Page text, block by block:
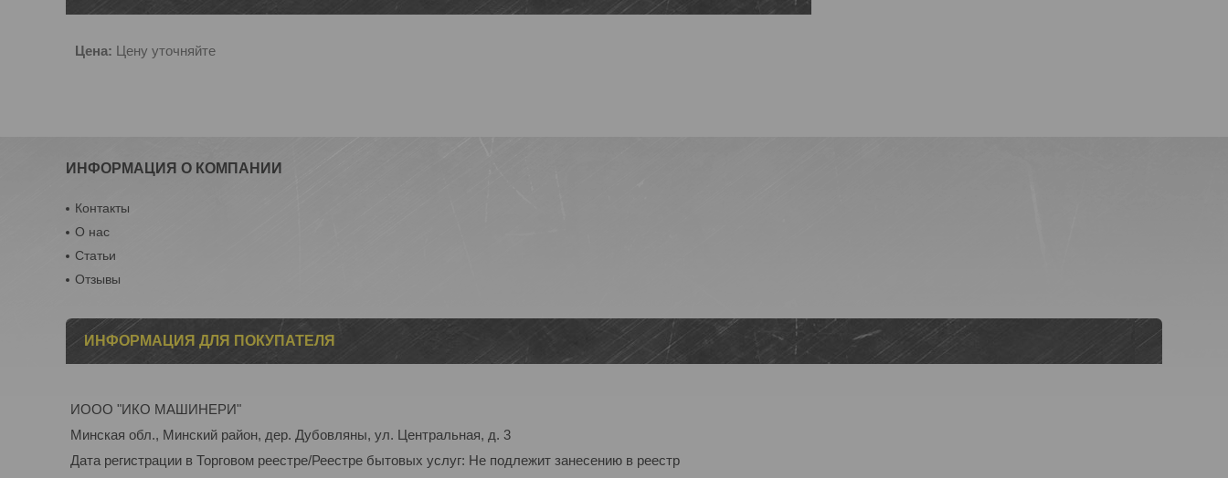
Цена: Цену уточняйте
ИНФОРМАЦИЯ О КОМПАНИИ
Контакты
О нас
Статьи
Отзывы
ИНФОРМАЦИЯ ДЛЯ ПОКУПАТЕЛЯ
ИООО "ИКО МАШИНЕРИ"
Минская обл., Минский район, дер. Дубовляны, ул. Центральная, д. 3
Дата регистрации в Торговом реестре/Реестре бытовых услуг: Не подлежит занесению в реестр